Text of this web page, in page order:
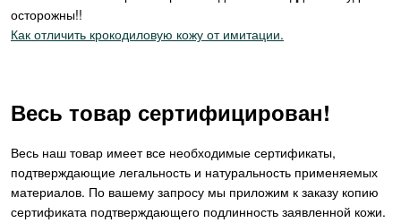
осторожны!!
Как отличить крокодиловую кожу от имитации.
Весь товар сертифицирован!
Весь наш товар имеет все необходимые сертификаты,
подтверждающие легальность и натуральность применяемых
материалов. По вашему запросу мы приложим к заказу копию
сертификата подтверждающего подлинность заявленной кожи.